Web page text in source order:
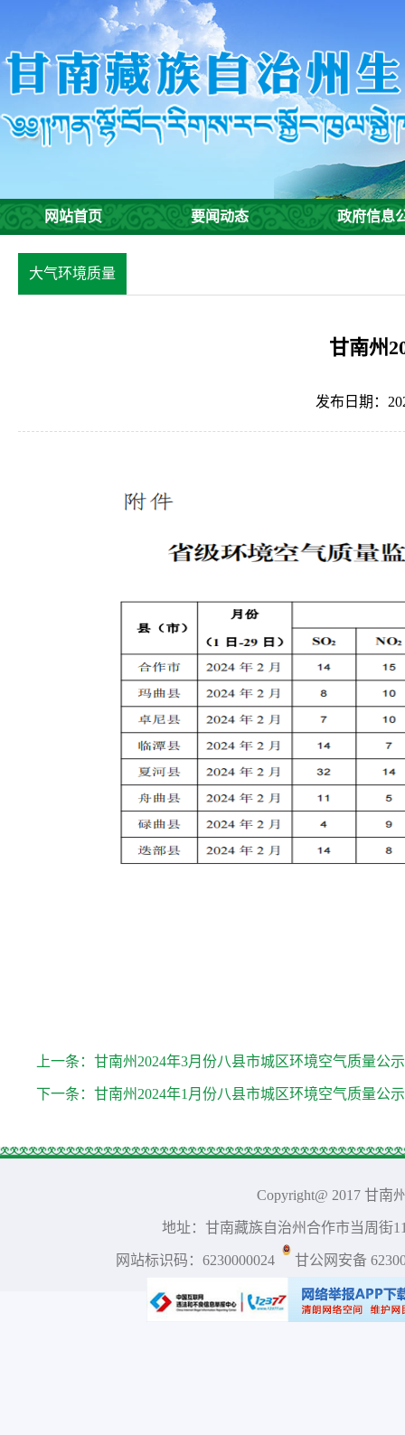
网站首页 要闻动态 政府信息
大气环境质量
甘南州
发布日期：
上一条： 甘南州2024年3月份八县市城区环境空气质量公示
下一条： 甘南州2024年1月份八县市城区环境空气质量公示
Copyright@ 2017 甘南
地址：甘南藏族自治州合作市当周街
网站标识码：6230000024 甘公网安备